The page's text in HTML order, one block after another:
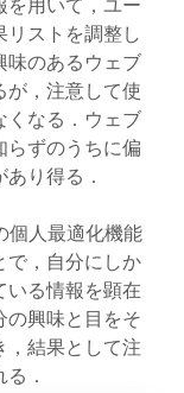
を用いて，ユー
リストを調整し
味のあるウェブ
が，注意して使
くなる．ウェブ
らずのうちに偏
り得る．
個人最適化機能
で，自分にしか
いる情報を顕在
の興味と目をそ
，結果として注
．